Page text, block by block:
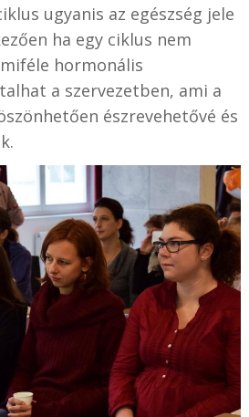
ugyanis az egészség jele
ha egy ciklus nem
hormonális
a szervezetben, ami a
észrevehetővé és